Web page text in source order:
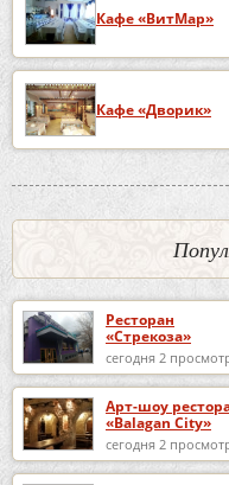
Кафе «ВитМар»
Кафе «Дворик»
Ресторан
«Стрекоза»
сегодня 2
Арт-шоу
«Balagan City»
сегодня 2